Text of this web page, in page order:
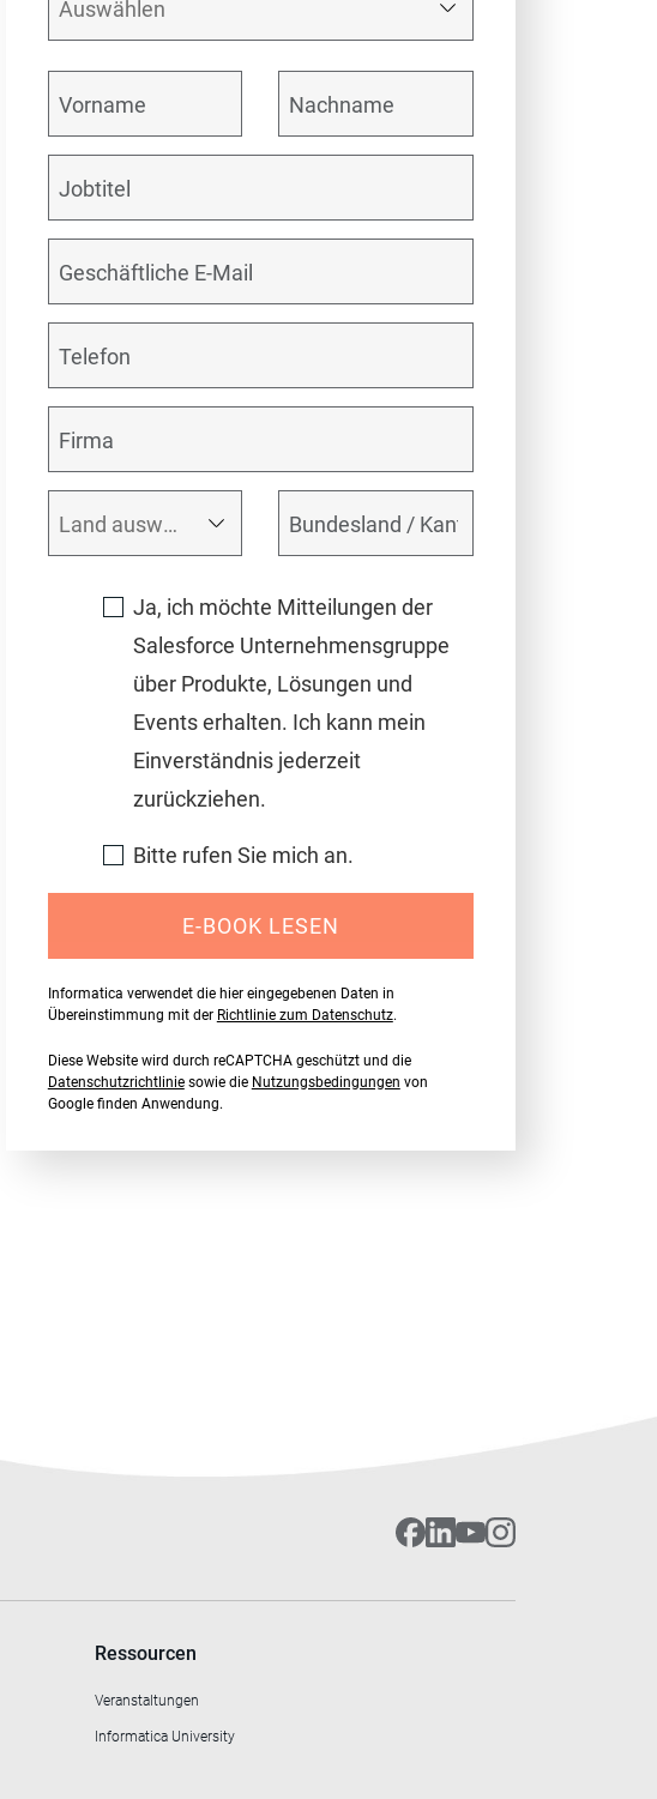
Ja, ich möchte Mitteilungen der
Salesforce Unternehmensgruppe
über Produkte, Lösungen und
Events erhalten. Ich kann mein
Einverständnis jederzeit
zurückziehen.
Bitte rufen Sie mich an.
E-BOOK LESEN
Informatica verwendet die hier eingegebenen Daten in
Übereinstimmung mit der Richtlinie zum Datenschutz.
Diese Website wird durch reCAPTCHA geschützt und die
Datenschutzrichtliniesowie die Nutzungsbedingungen von
Google finden Anwendung.
Ressourcen
Veranstaltungen
Informatica University